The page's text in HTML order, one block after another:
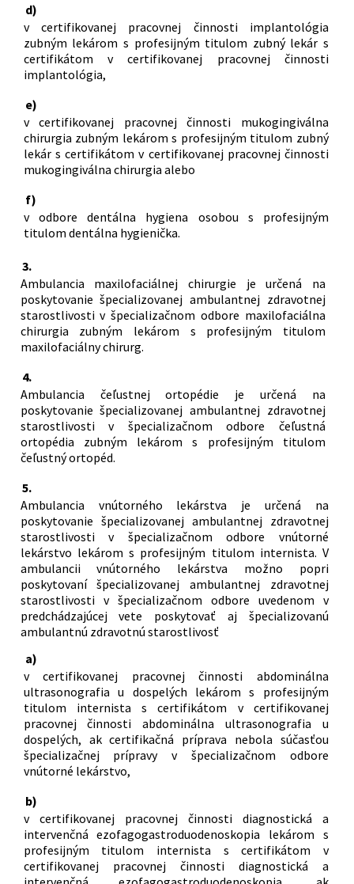
d)
v certifikovanej pracovnej činnosti implantológia
zubným lekárom s profesijným titulom zubný lekár s
certifikátom v certifikovanej pracovnej činnosti
implantológia,
e)
v certifikovanej pracovnej činnosti mukogingiválna
chirurgia zubným lekárom s profesijným titulom zubný
lekár s certifikátom v certifikovanej pracovnej činnosti
mukogingiválna chirurgia alebo
f)
v odbore dentálna hygiena osobou s profesijným
titulom dentálna hygienička.
3.
Ambulancia maxilofaciálnej chirurgie je určená na
poskytovanie špecializovanej ambulantnej zdravotnej
starostlivosti v špecializačnom odbore maxilofaciálna
chirurgia zubným lekárom s profesijným titulom
maxilofaciálny chirurg.
4.
Ambulancia čeľustnej ortopédie je určená na
poskytovanie špecializovanej ambulantnej zdravotnej
starostlivosti v špecializačnom odbore čeľustná
ortopédia zubným lekárom s profesijným titulom
čeľustný ortopéd.
5.
Ambulancia vnútorného lekárstva je určená na
poskytovanie špecializovanej ambulantnej zdravotnej
starostlivosti v špecializačnom odbore vnútorné
lekárstvo lekárom s profesijným titulom internista. V
ambulancii vnútorného lekárstva možno popri
poskytovaní špecializovanej ambulantnej zdravotnej
starostlivosti v špecializačnom odbore uvedenom v
predchádzajúcej vete poskytovať aj špecializovanú
ambulantnú zdravotnú starostlivosť
a)
v certifikovanej pracovnej činnosti abdominálna
ultrasonografia u dospelých lekárom s profesijným
titulom internista s certifikátom v certifikovanej
pracovnej činnosti abdominálna ultrasonografia u
dospelých, ak certifikačná príprava nebola súčasťou
špecializačnej prípravy v špecializačnom odbore
vnútorné lekárstvo,
b)
v certifikovanej pracovnej činnosti diagnostická a
intervenčná ezofagogastroduodenoskopia lekárom s
profesijným titulom internista s certifikátom v
certifikovanej pracovnej činnosti diagnostická a